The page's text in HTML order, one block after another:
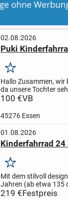
02.08.2026
Puki
Merken
Hallo Zusammen, wir
da unsere Tochter
werden in Essen -
100 €VB
45276 Essen
01.08.2026
Kinderfahrrad 24
Merken
Mit dem stilvoll
Jahren (ab etwa 135
robusten und
219 €Festpreis